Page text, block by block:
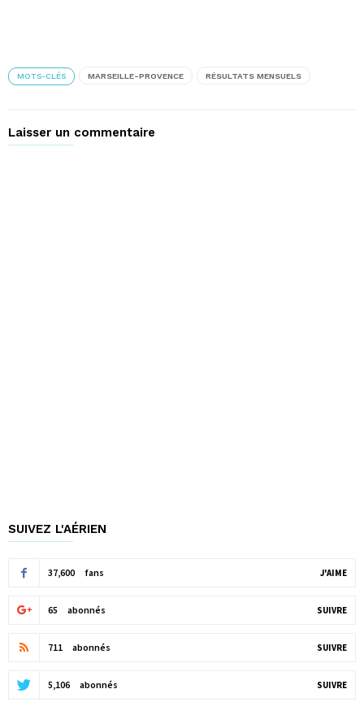
MOTS-CLÉS MARSEILLE-PROVENCE RÉSULTATS MENSUELS
Laisser un commentaire
SUIVEZ L'AÉRIEN
37,600 fans J'AIME
65 abonnés SUIVRE
711 abonnés SUIVRE
5,106 abonnés SUIVRE